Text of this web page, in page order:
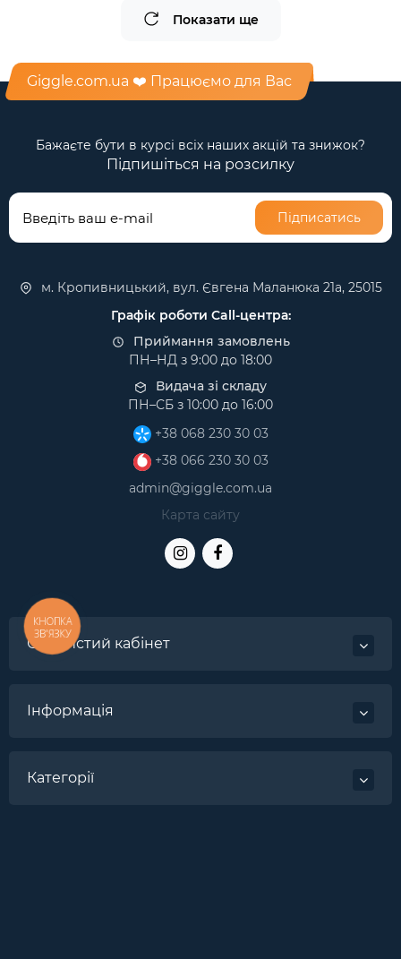
Показати ще
Giggle.com.ua ❤️ Працюємо для Вас
Бажаєте бути в курсі всіх наших акцій та знижок?
Підпишіться на розсилку
Підписатись
м. Кропивницький, вул. Євгена Маланюка 21а, 25015
Графік роботи Call-центра:
Приймання замовлень
ПН–НД з 9:00 до 18:00
Видача зі складу
ПН–СБ з 10:00 до 16:00
+38 068 230 30 03
+38 066 230 30 03
admin@giggle.com.ua
Карта сайту
Особистий кабінет
Інформація
Категорії
КНОПКА
ЗВ'ЯЗКУ